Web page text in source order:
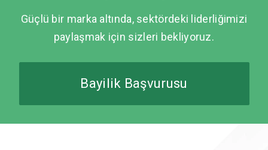
Güçlü bir marka altında, sektördeki liderliğimizi
paylaşmak için sizleri bekliyoruz.
Bayilik Başvurusu